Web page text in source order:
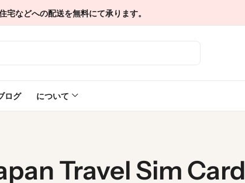
宅などへの配送を無料にて承ります。
ログ について
Travel Sim Card